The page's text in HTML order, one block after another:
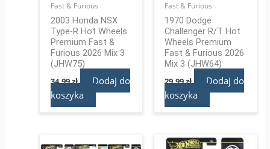
Fast & Furious
2003 Honda NSX
Type-R Hot Wheels
Premium Fast &
Furious 2026 Mix 3
(JHW75)
34,99zł
Dodaj do
koszyka
Fast & Furious
1970 Dodge
Challenger R/T Hot
Wheels Premium
Fast & Furious 2026
Mix 3 (JHW64)
29,99zł
Dodaj do
koszyka